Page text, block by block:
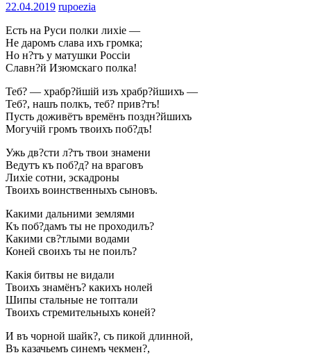
22.04.2019 rupoezia
Есть на Руси полки лихіе —
Не даромъ слава ихъ громка;
Но н?тъ у матушки Россіи
Славн?й Изюмскаго полка!
Теб? — храбр?йшій изъ храбр?йшихъ —
Теб?, нашъ полкъ, теб? прив?тъ!
Пусть доживётъ времёнъ поздн?йшихъ
Могучій громъ твоихъ поб?дъ!
Ужь дв?сти л?тъ твои знамени
Ведутъ къ поб?д? на враговъ
Лихіе сотни, эскадроны
Твоихъ воинственныхъ сыновъ.
Какими дальними землями
Къ поб?дамъ ты не проходилъ?
Какими св?тлыми водами
Коней своихъ ты не поилъ?
Какія битвы не видали
Твоихъ знамёнъ? какихъ нолей
Шипы стальные не топтали
Твоихъ стремительныхъ коней?
И въ чорной шайк?, съ пикой длинной,
Въ казачьемъ синемъ чекмен?,